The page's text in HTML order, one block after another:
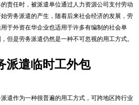
责任时，被派遣单位通过人力资源公司支付劳动
劳务派遣的产生，随着后来社会经济的发展，劳
于外资在华企业也适用于许多有编制的社会单
但是劳务派遣仍然是一种不可忽视的用工方式。
派遣临时工外包
遣作为一种很普遍的用工方式，可跨地区跨行业